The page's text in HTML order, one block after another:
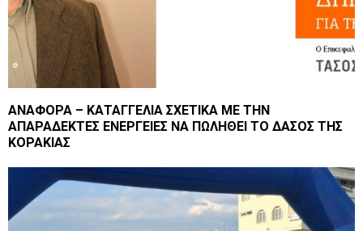
ΑΝΑΦΟΡΑ – ΚΑΤΑΓΓΕΛΙΑ ΣΧΕΤΙΚΑ ΜΕ ΤΗΝ
ΑΠΑΡΑΔΕΚΤΕΣ ΕΝΕΡΓΕΙΕΣ ΝΑ ΠΩΛΗΘΕΙ ΤΟ ΔΑΣΟΣ ΤΗΣ
ΚΟΡΑΚΙΑΣ